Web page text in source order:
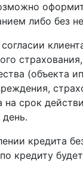
либо без
(объекта
срок
кредита
кредиту